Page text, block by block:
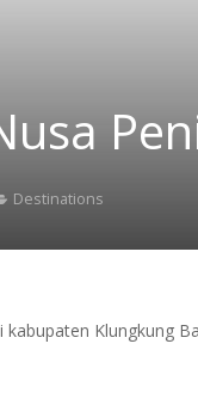
Destinations
kabupaten Klungkung